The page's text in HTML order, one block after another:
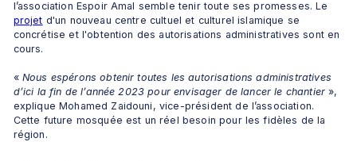
projet d'un nouveau centre cultuel et culturel islamique se
concrétise et l'obtention des autorisations administratives sont en
cours.
« Nous espérons obtenir toutes les autorisations administratives
d’ici la fin de l’année 2023 pour envisager de lancer le chantier »,
explique Mohamed Zaidouni, vice-président de l’association.
Cette future mosquée est un réel besoin pour les fidèles de la
région.